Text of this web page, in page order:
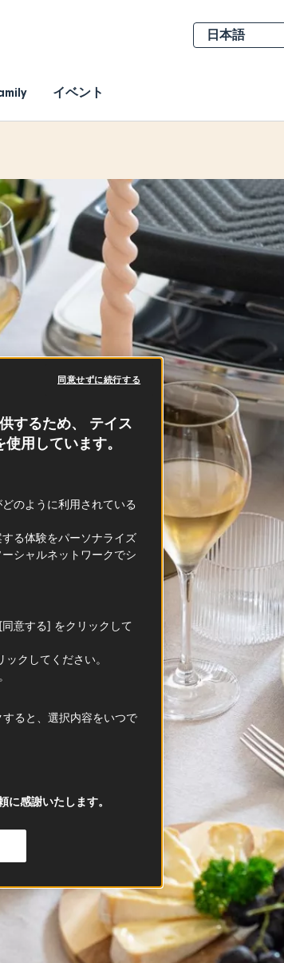
イベント
Select
your
検索
するため、 テイス
用しています。
のように利用されている
る体験をパーソナライズ
シャルネットワークでシ
意する] をクリックして
クしてください。
ると、選択内容をいつで
感謝いたします。
同意せずに続行する